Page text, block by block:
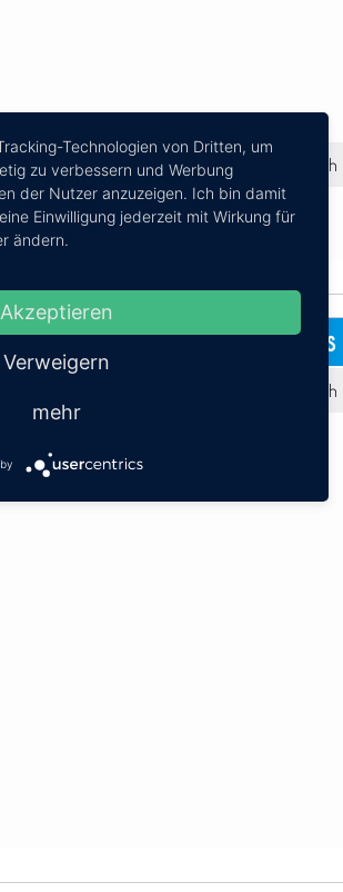
EUR 3.93–4.45 Dauer: 1h 30m – 2h
Mehr Infos / Tickets
1h 15m – 2h
Technologien von Dritten, um
zu verbessern und Werbung
der Nutzer anzuzeigen. Ich bin damit
Einwilligung jederzeit mit Wirkung für
ändern.
Akzeptieren
Verweigern
mehr